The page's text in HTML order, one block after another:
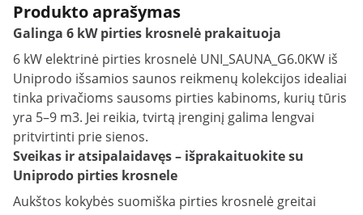
Produkto aprašymas
Galinga 6 kW pirties krosnelė prakaituoja
6 kW elektrinė pirties krosnelė UNI_SAUNA_G6.0KW iš
Uniprodo išsamios saunos reikmenų kolekcijos idealiai
tinka privačioms sausoms pirties kabinoms, kurių tūris
yra 5–9 m3. Jei reikia, tvirtą įrenginį galima lengvai
pritvirtinti prie sienos.
Sveikas ir atsipalaidavęs – išprakaituokite su
Uniprodo pirties krosnele
Aukštos kokybės suomiška pirties krosnelė greitai